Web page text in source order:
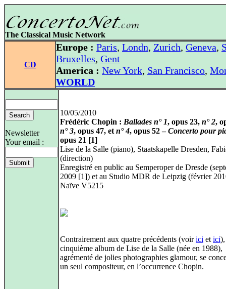
The Classical Music Network
CD
Europe : Paris, Londn, Zurich, Geneva,
Bruxelles, Gent
America : New York, San Francisco,
WORLD
Newsletter
Your email :
10/05/2010
Frédéric Chopin : Ballades n° 1, opus 23, n° 2,
n° 3, opus 47, et n° 4, opus 52 –Concerto pour
opus 21 [1]
Lise de la Salle (piano), Staatskapelle Dresden,
(direction)
Enregistré en public au Semperoper de Dresde
2009 [1]) et au Studio MDR de Leipzig (février
Naïve V5215
Contrairement aux quatre précédents (voirici et ici
cinquième album de Lise de la Salle (née en 1988),
agrémenté de jolies photographies glamour, se
un seul compositeur, en l’occurrence Chopin.